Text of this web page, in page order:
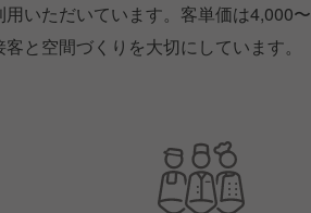
いただいています。客単価は4,000
と空間づくりを大切にしています。